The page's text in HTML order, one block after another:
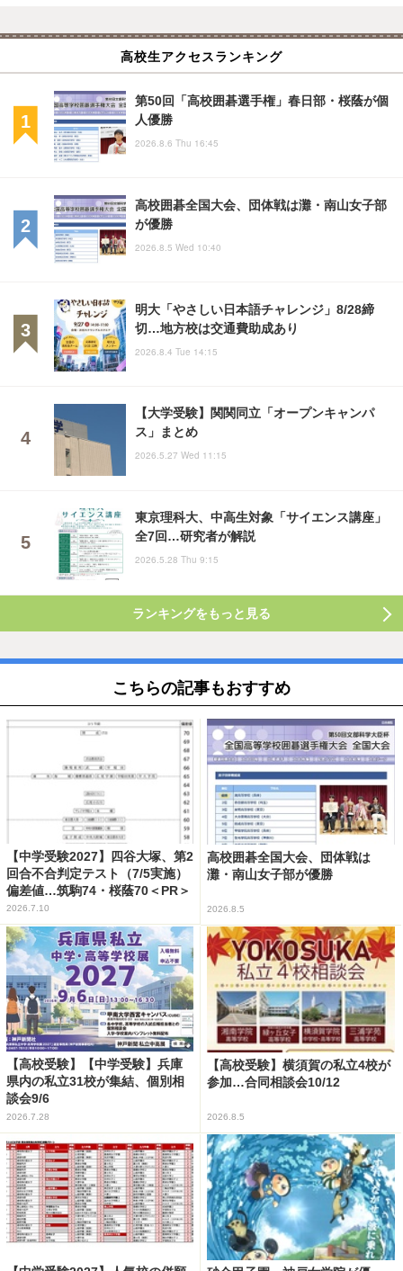
高校生アクセスランキング
第50回「高校囲碁選手権」春日部・桜蔭が個
人優勝
2026.8.6 Thu 16:45
高校囲碁全国大会、団体戦は灘・南山女子部
が優勝
2026.8.5 Wed 10:40
明大「やさしい日本語チャレンジ」8/28締
切…地方校は交通費助成あり
2026.8.4 Tue 14:15
【大学受験】関関同立「オープンキャンパ
ス」まとめ
2026.5.27 Wed 11:15
東京理科大、中高生対象「サイエンス講座」
全7回…研究者が解説
2026.5.28 Thu 9:15
ランキングをもっと見る
こちらの記事もおすすめ
【中学受験2027】四谷大塚、第2
回合不合判定テスト（7/5実施）
偏差値…筑駒74・桜蔭70＜PR＞
2026.7.10
高校囲碁全国大会、団体戦は
灘・南山女子部が優勝
2026.8.5
【高校受験】【中学受験】兵庫
県内の私立31校が集結、個別相
談会9/6
2026.7.28
【高校受験】横須賀の私立4校が
参加…合同相談会10/12
2026.8.5